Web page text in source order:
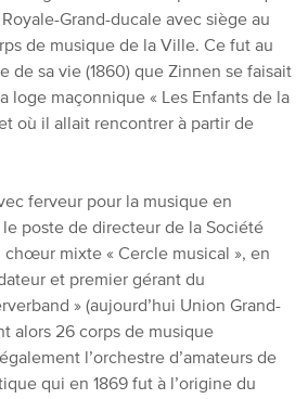
Grand-ducale avec siège au
de musique de la Ville. Ce fut au
de sa vie (1860) que Zinnen se faisait
loge maçonnique « Les Enfants de la
où il allait rencontrer à partir de
ferveur pour la musique en
poste de directeur de la Société
mixte « Cercle musical », en
et premier gérant du
» (aujourd’hui Union Grand-
alors 26 corps de musique
l’orchestre d’amateurs de
qui en 1869 fut à l’origine du